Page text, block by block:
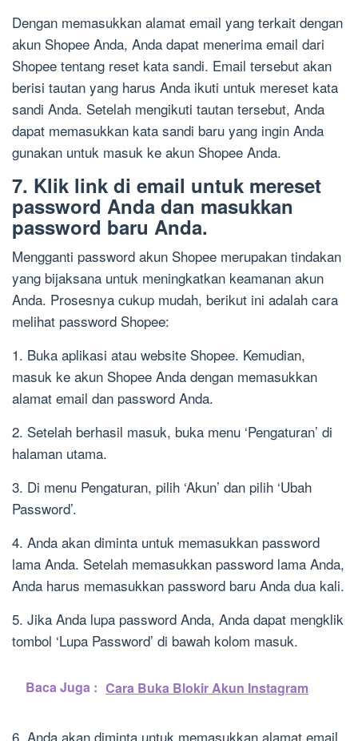
Dengan memasukkan alamat email yang terkait dengan
akun Shopee Anda, Anda dapat menerima email dari
Shopee tentang reset kata sandi. Email tersebut akan
berisi tautan yang harus Anda ikuti untuk mereset kata
sandi Anda. Setelah mengikuti tautan tersebut, Anda
dapat memasukkan kata sandi baru yang ingin Anda
gunakan untuk masuk ke akun Shopee Anda.
7. Klik link di email untuk mereset
password Anda dan masukkan
password baru Anda.
Mengganti password akun Shopee merupakan tindakan
yang bijaksana untuk meningkatkan keamanan akun
Anda. Prosesnya cukup mudah, berikut ini adalah cara
melihat password Shopee:
1. Buka aplikasi atau website Shopee. Kemudian,
masuk ke akun Shopee Anda dengan memasukkan
alamat email dan password Anda.
2. Setelah berhasil masuk, buka menu ‘Pengaturan’ di
halaman utama.
3. Di menu Pengaturan, pilih ‘Akun’ dan pilih ‘Ubah
Password’.
4. Anda akan diminta untuk memasukkan password
lama Anda. Setelah memasukkan password lama Anda,
Anda harus memasukkan password baru Anda dua kali.
5. Jika Anda lupa password Anda, Anda dapat mengklik
tombol ‘Lupa Password’ di bawah kolom masuk.
Baca Juga : Cara Buka Blokir Akun Instagram
6. Anda akan diminta untuk memasukkan alamat email